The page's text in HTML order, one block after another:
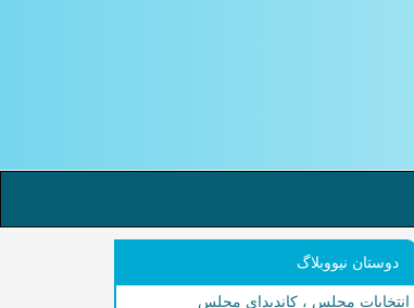
دوستان نیووبلاگ
انتخابات مجلس ، کاندیدای مجلس